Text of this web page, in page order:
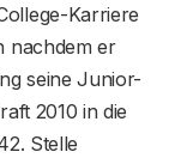
Karriere
nachdem er
seine Junior-
2010 in die
Stelle